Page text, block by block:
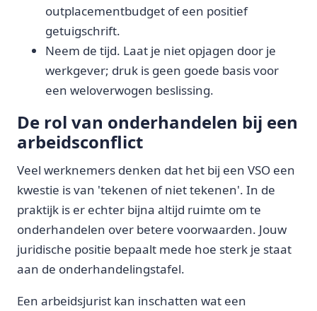
outplacementbudget of een positief
getuigschrift.
Neem de tijd. Laat je niet opjagen door je
werkgever; druk is geen goede basis voor
een weloverwogen beslissing.
De rol van onderhandelen bij een
arbeidsconflict
Veel werknemers denken dat het bij een VSO een
kwestie is van 'tekenen of niet tekenen'. In de
praktijk is er echter bijna altijd ruimte om te
onderhandelen over betere voorwaarden. Jouw
juridische positie bepaalt mede hoe sterk je staat
aan de onderhandelingstafel.
Een arbeidsjurist kan inschatten wat een